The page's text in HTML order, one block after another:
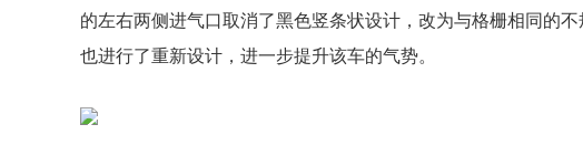
的左右两侧进气口取消了黑色竖条状设计，改为与格栅相同的
也进行了重新设计，进一步提升该车的气势。